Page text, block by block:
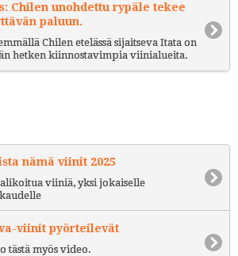
Chilen unohdettu rypäle tekee
paluun.
Chilen etelässä sijaitseva Itata on
hetken kiinnostavimpia viinialueita.
nämä viinit 2025
viiniä, yksi jokaiselle
viinit pyörteilevät
tästä myös video.